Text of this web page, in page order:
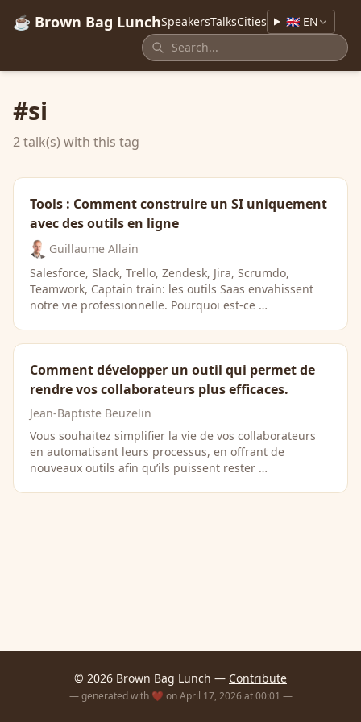
☕ Brown Bag LunchSpeakersTalksCities 🇬🇧 EN
#si
2 talk(s) with this tag
Tools : Comment construire un SI uniquement
avec des outils en ligne
Guillaume Allain
Salesforce, Slack, Trello, Zendesk, Jira, Scrumdo,
Teamwork, Captain train: les outils Saas envahissent
notre vie professionnelle. Pourquoi est-ce …
Comment développer un outil qui permet de
rendre vos collaborateurs plus efficaces.
Jean-Baptiste Beuzelin
Vous souhaitez simplifier la vie de vos collaborateurs
en automatisant leurs processus, en offrant de
nouveaux outils afin qu’ils puissent rester …
© 2026 Brown Bag Lunch — Contribute
— generated with ❤️ on April 17, 2026 at 00:01 —